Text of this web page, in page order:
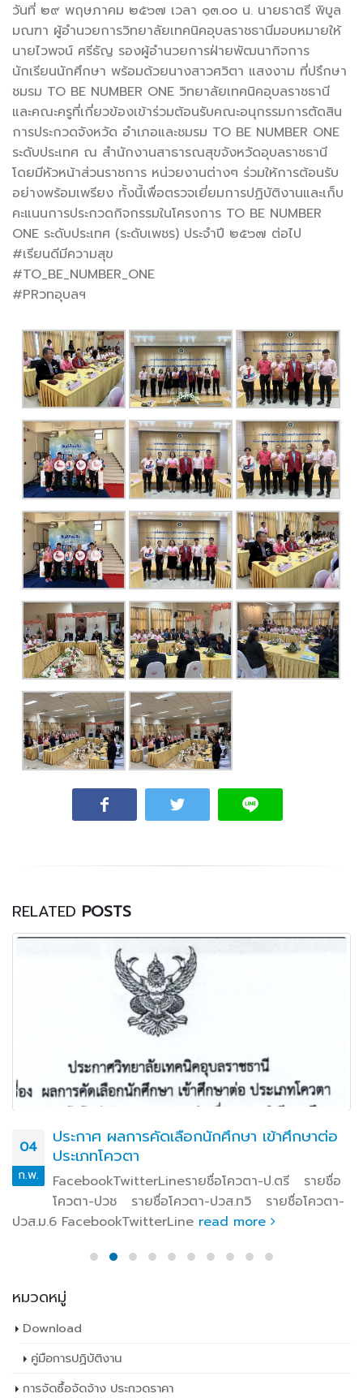
วันที่ ๒๙ พฤษภาคม ๒๕๖๗ เวลา ๑๓.๐๐ น. นายธาตรี พิบูล
มณฑา ผู้อำนวยการวิทยาลัยเทคนิคอุบลราชธานีมอบหมายให้
นายไวพจน์ ศรีธัญ รองผู้อำนวยการฝ่ายพัฒนากิจการ
นักเรียนนักศึกษา พร้อมด้วยนางสาวศวิตา แสงงาม ที่ปรึกษา
ชมรม TO BE NUMBER ONE วิทยาลัยเทคนิคอุบลราชธานี
และคณะครูที่เกี่ยวข้องเข้าร่วมต้อนรับคณะอนุกรรมการตัดสิน
การประกวดจังหวัด อำเภอและชมรม TO BE NUMBER ONE
ระดับประเทศ ณ สำนักงานสาธารณสุขจังหวัดอุบลราชธานี
โดยมีหัวหน้าส่วนราชการ หน่วยงานต่างๆ ร่วมให้การต้อนรับ
อย่างพร้อมเพรียง ทั้งนี้เพื่อตรวจเยี่ยมการปฏิบัติงานและเก็บ
คะแนนการประกวดกิจกรรมในโครงการ TO BE NUMBER
ONE ระดับประเทศ (ระดับเพชร) ประจำปี ๒๕๖๗ ต่อไป
#เรียนดีมีความสุข
#TO_BE_NUMBER_ONE
#PRวทอุบลฯ
RELATED POSTS
04
ก.พ.
ประกาศ ผลการคัดเลือกนักศึกษา เข้าศึกษาต่อ
ประเภทโควตา
FacebookTwitterLineรายชื่อโควตา-ป.ตรี รายชื่อ
โควตา-ปวช รายชื่อโควตา-ปวส.ทวิ รายชื่อโควตา-
ปวส.ม.6 FacebookTwitterLine read more
หมวดหมู่
Download
คู่มือการปฏิบัติงาน
การจัดซื้อจัดจ้าง ประกวดราคา